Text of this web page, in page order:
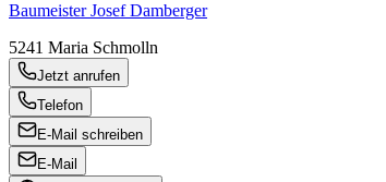
Baumeister Josef Damberger
5241 Maria Schmolln
Jetzt anrufen
Telefon
E-Mail schreiben
E-Mail